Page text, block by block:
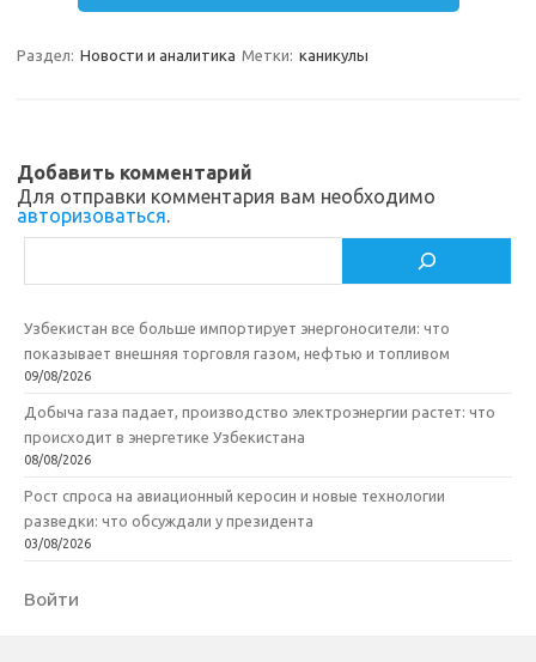
gr
a
o
kl
ik
i
b
o
р
а
ь
Раздел: Новости и аналитика Метки: каникулы
Добавить комментарий
Для отправки комментария вам необходимо
авторизоваться.
Узбекистан все больше импортирует энергоносители: что
показывает внешняя торговля газом, нефтью и топливом
09/08/2026
Добыча газа падает, производство электроэнергии растет: что
происходит в энергетике Узбекистана
08/08/2026
Рост спроса на авиационный керосин и новые технологии
разведки: что обсуждали у президента
03/08/2026
Войти